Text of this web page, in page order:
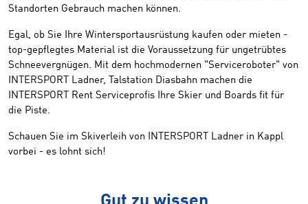
Standorten Gebrauch machen können.
Egal, ob Sie Ihre Wintersportausrüstung kaufen oder mieten -
top-gepflegtes Material ist die Voraussetzung für ungetrübtes
Schneevergnügen. Mit dem hochmodernen "Serviceroboter" von
INTERSPORT Ladner, Talstation Diasbahn machen die
INTERSPORT Rent Serviceprofis Ihre Skier und Boards fit für
die Piste.
Schauen Sie im Skiverleih von INTERSPORT Ladner in Kappl
vorbei - es lohnt sich!